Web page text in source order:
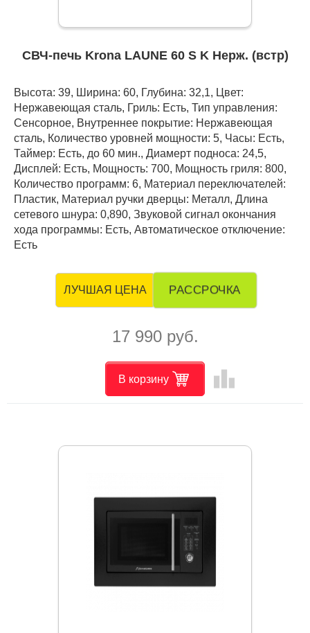
СВЧ-печь Krona LAUNE 60 S K Нерж. (встр)
Высота: 39, Ширина: 60, Глубина: 32,1, Цвет:
Нержавеющая сталь, Гриль: Есть, Тип управления:
Сенсорное, Внутреннее покрытие: Нержавеющая
сталь, Количество уровней мощности: 5, Часы: Есть,
Таймер: Есть, до 60 мин., Диамерт подноса: 24,5,
Дисплей: Есть, Мощность: 700, Мощность гриля: 800,
Количество программ: 6, Материал переключателей:
Пластик, Материал ручки дверцы: Металл, Длина
сетевого шнура: 0,890, Звуковой сигнал окончания
хода программы: Есть, Автоматическое отключение:
Есть
ЛУЧШАЯ ЦЕНА РАССРОЧКА
17 990 руб.
В корзину leaderboard